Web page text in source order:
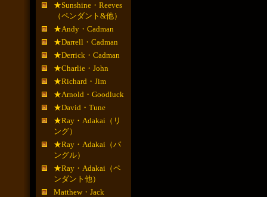
★Sunshine・Reeves
（ペンダント&他）
★Andy・Cadman
★Darrell・Cadman
★Derrick・Cadman
★Charlie・John
★Richard・Jim
★Arnold・Goodluck
★David・Tune
★Ray・Adakai（リ
ング）
★Ray・Adakai（バ
ングル）
★Ray・Adakai（ペ
ンダント他）
Matthew・Jack